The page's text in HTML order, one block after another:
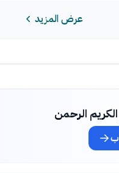
عرض المزيد
الرحمن